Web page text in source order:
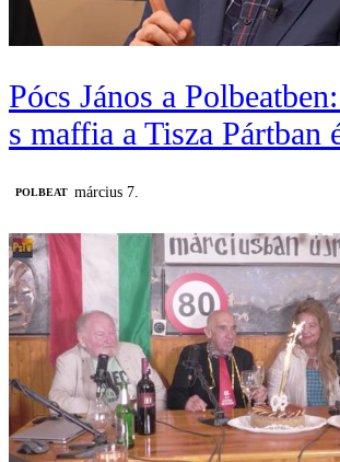
Pócs János a
s maffia a Tisza Pártban
‎POLBEAT március 7.